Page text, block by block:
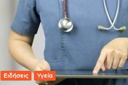
Ειδήσεις Υγεία